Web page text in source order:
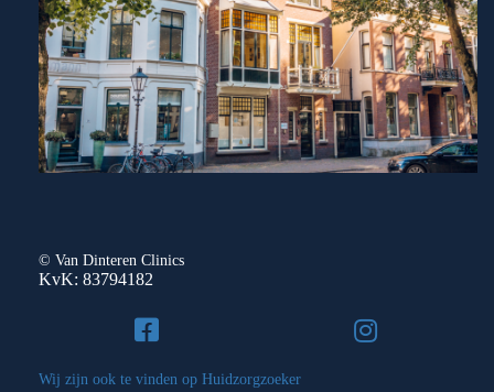
© Van Dinteren Clinics
KvK: 83794182
Wij zijn ook te vinden op Huidzorgzoeker